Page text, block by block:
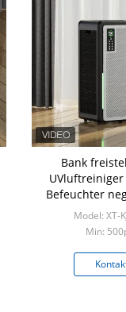
Bank
Befeuchter
Model: XT-
Min: